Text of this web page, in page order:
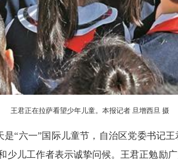
王君正在拉萨看望少年儿童。本报记者 旦增西旦 摄
“六一”国际儿童节，自治区党委书记
少儿工作者表示诚挚问候。王君正勉励